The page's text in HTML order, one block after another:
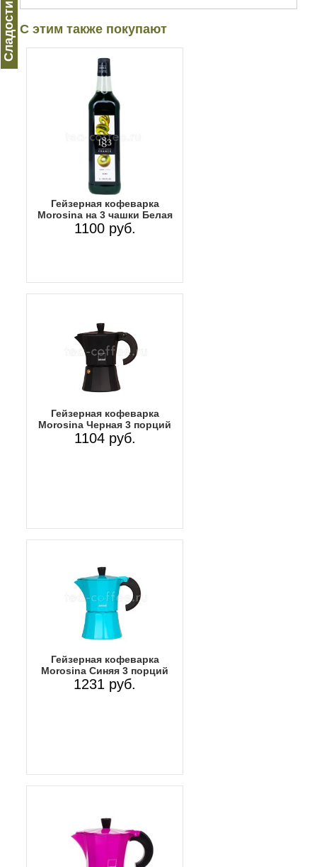
Сладости С этим также покупают
Гейзерная кофеварка
Morosina на 3 чашки Белая
1100 руб.
Гейзерная кофеварка
Morosina Черная 3 порций
1104 руб.
Гейзерная кофеварка
Morosina Синяя 3 порций
1231 руб.